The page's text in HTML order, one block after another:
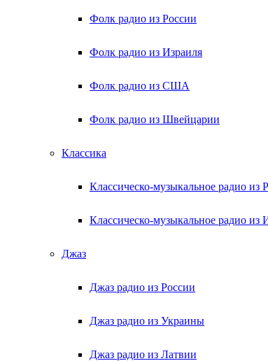
Фолк радио из России
Фолк радио из Израиля
Фолк радио из США
Фолк радио из Швейцарии
Классика
Классическо-музыкальное радио из
Классическо-музыкальное радио из
Джаз
Джаз радио из России
Джаз радио из Украины
Джаз радио из Латвии